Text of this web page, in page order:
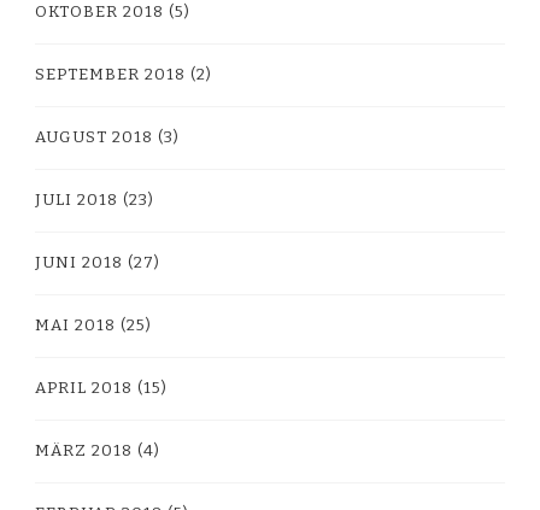
OKTOBER 2018 (5)
SEPTEMBER 2018 (2)
AUGUST 2018 (3)
JULI 2018 (23)
JUNI 2018 (27)
MAI 2018 (25)
APRIL 2018 (15)
MÄRZ 2018 (4)